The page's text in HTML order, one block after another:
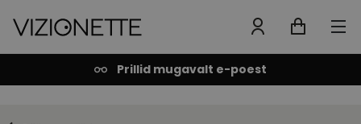
Prillid mugavalt e-poest